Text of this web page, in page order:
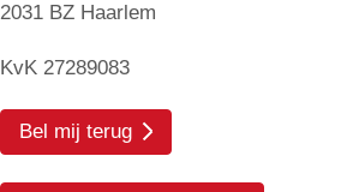
2031 BZ Haarlem
KvK 27289083
Bel mij terug